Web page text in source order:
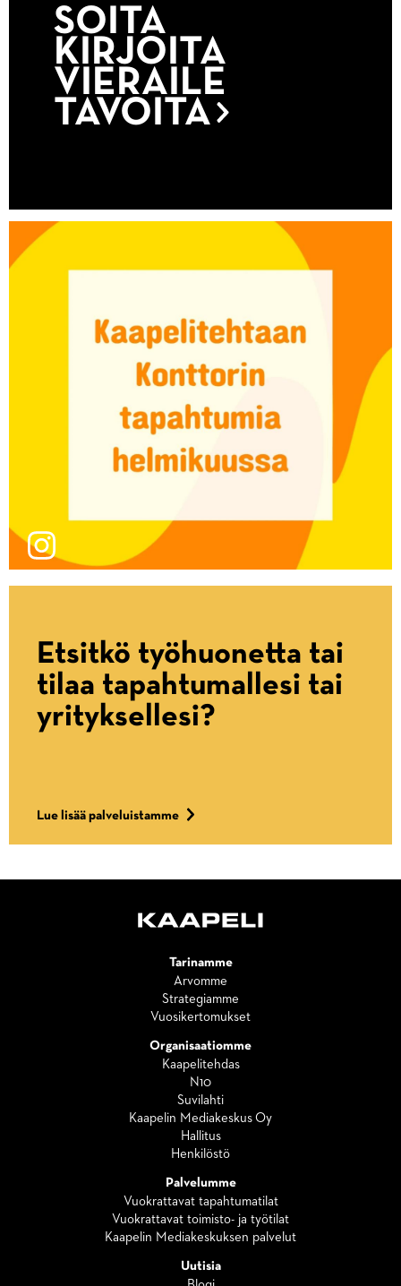
SOITA
KIRJOITA
VIERAILE
TAVOITA
Etsitkö työhuonetta tai
tilaa tapahtumallesi tai
yrityksellesi?
Lue lisää palveluistamme
Tarinamme
Arvomme
Strategiamme
Vuosikertomukset
Organisaatiomme
Kaapelitehdas
N10
Suvilahti
Kaapelin Mediakeskus Oy
Hallitus
Henkilöstö
Palvelumme
Vuokrattavat tapahtumatilat
Vuokrattavat toimisto- ja työtilat
Kaapelin Mediakeskuksen palvelut
Uutisia